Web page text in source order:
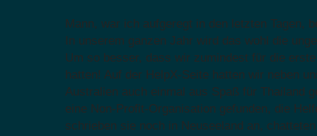
Mann, war ich aufgeregt in den letzten Tagen,
In unserem ganzen Jahr wird das wohl die
Um so besser, dass wir zumindest für die
hatten! Auf der HelpX-Seite hatten wir neben
Australien auch einmal aus Spaß für Thailand
eine Non-Profit-Organisation gefunden, die
schrieben sie noch in Neuseeland an,